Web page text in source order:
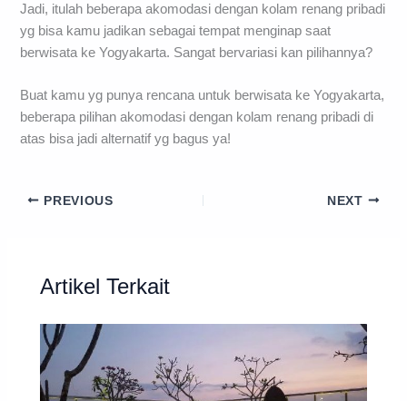
Jadi, itulah beberapa akomodasi dengan kolam renang pribadi
yg bisa kamu jadikan sebagai tempat menginap saat
berwisata ke Yogyakarta. Sangat bervariasi kan pilihannya?
Buat kamu yg punya rencana untuk berwisata ke Yogyakarta,
beberapa pilihan akomodasi dengan kolam renang pribadi di
atas bisa jadi alternatif yg bagus ya!
PREVIOUS NEXT
Artikel Terkait